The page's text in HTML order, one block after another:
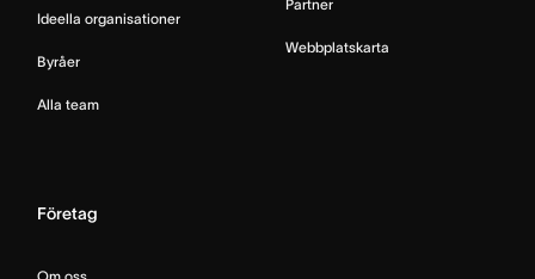
Ideella organisationer
Byråer
Alla team
Partner
Webbplatskarta
Företag